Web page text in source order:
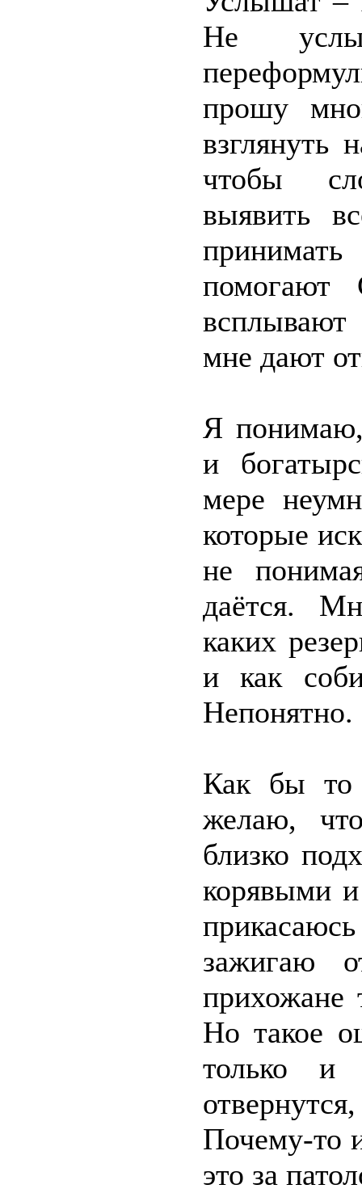
Не
прошу
взглянуть
чтобы
выявить
всплывают
мне дают
Я понимаю,
и
мере
которые
не
даётся.
каких
и как
Непонятно.
Как бы то
желаю,
близко
корявыми
зажигаю
прихожане
Но такое
только и
Почему-то
это за